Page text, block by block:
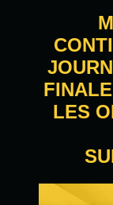
LES